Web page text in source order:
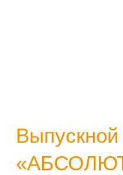
Выпускной